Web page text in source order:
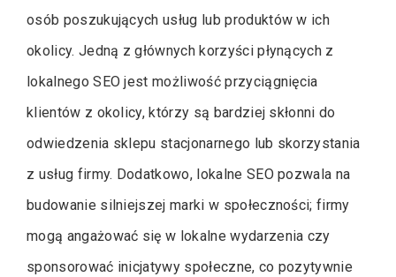
osób poszukujących usług lub produktów w ich
okolicy. Jedną z głównych korzyści płynących z
lokalnego SEO jest możliwość przyciągnięcia
klientów z okolicy, którzy są bardziej skłonni do
odwiedzenia sklepu stacjonarnego lub skorzystania
z usług firmy. Dodatkowo, lokalne SEO pozwala na
budowanie silniejszej marki w społeczności; firmy
mogą angażować się w lokalne wydarzenia czy
sponsorować inicjatywy społeczne, co pozytywnie